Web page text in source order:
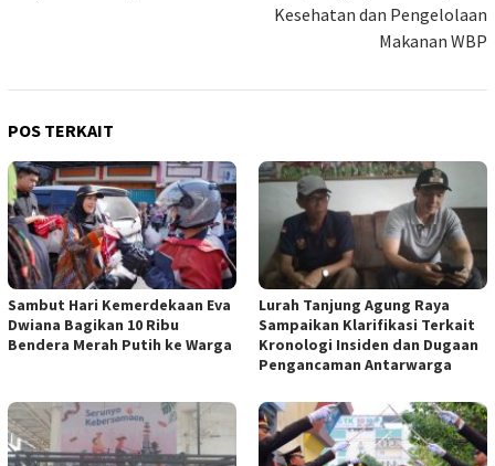
Kesehatan dan Pengelolaan
Makanan WBP
POS TERKAIT
Sambut Hari Kemerdekaan Eva
Dwiana Bagikan 10 Ribu
Bendera Merah Putih ke Warga
Lurah Tanjung Agung Raya
Sampaikan Klarifikasi Terkait
Kronologi Insiden dan Dugaan
Pengancaman Antarwarga